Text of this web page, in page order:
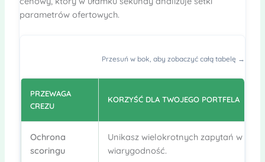
parametrów ofertowych.
Przesuń w bok, aby zobaczyć całą tabelę →
PRZEWAGA
CREZU
KORZYŚĆ DLA TWOJEGO PORTFELA
Ochrona
scoringu
Unikasz wielokrotnych zapytań w
wiarygodność.